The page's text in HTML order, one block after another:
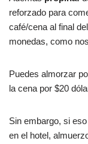
reforzado para
café/cena al final
monedas, como
Puedes almorzar
la cena por $20
Sin embargo, si
en el hotel,